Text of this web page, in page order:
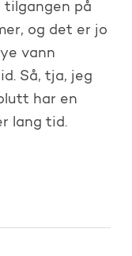
tilgangen på
og det er jo
vann
Så, tja, jeg
har en
lang tid.